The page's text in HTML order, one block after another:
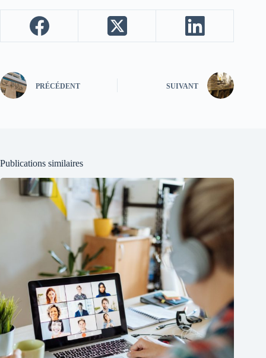
PRÉCÉDENT SUIVANT
Publications similaires